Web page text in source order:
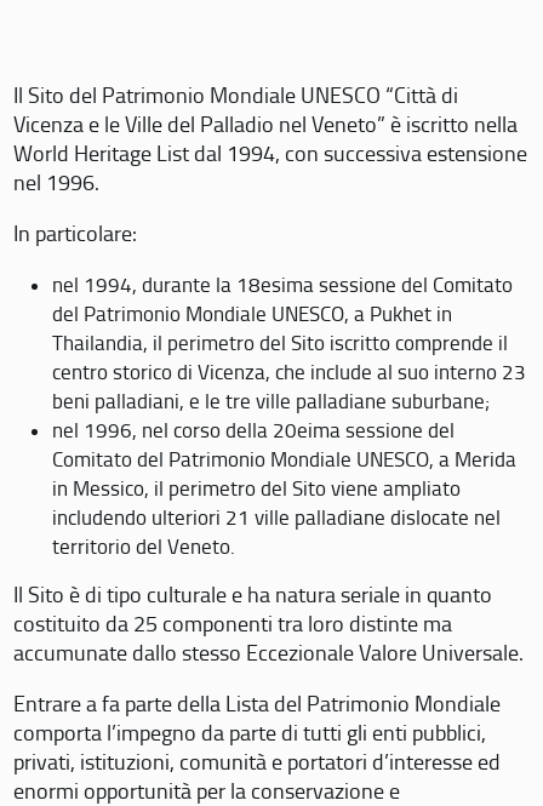
Il Sito del Patrimonio Mondiale UNESCO “Città di
Vicenza e le Ville del Palladio nel Veneto” è iscritto nella
World Heritage List dal 1994, con successiva estensione
nel 1996.
In particolare:
nel 1994, durante la 18esima sessione del Comitato
del Patrimonio Mondiale UNESCO, a Pukhet in
Thailandia, il perimetro del Sito iscritto comprende il
centro storico di Vicenza, che include al suo interno 23
beni palladiani, e le tre ville palladiane suburbane;
nel 1996, nel corso della 20eima sessione del
Comitato del Patrimonio Mondiale UNESCO, a Merida
in Messico, il perimetro del Sito viene ampliato
includendo ulteriori 21 ville palladiane dislocate nel
territorio del Veneto.
Il Sito è di tipo culturale e ha natura seriale in quanto
costituito da 25 componenti tra loro distinte ma
accumunate dallo stesso Eccezionale Valore Universale.
Entrare a fa parte della Lista del Patrimonio Mondiale
comporta l’impegno da parte di tutti gli enti pubblici,
privati, istituzioni, comunità e portatori d’interesse ed
enormi opportunità per la conservazione e